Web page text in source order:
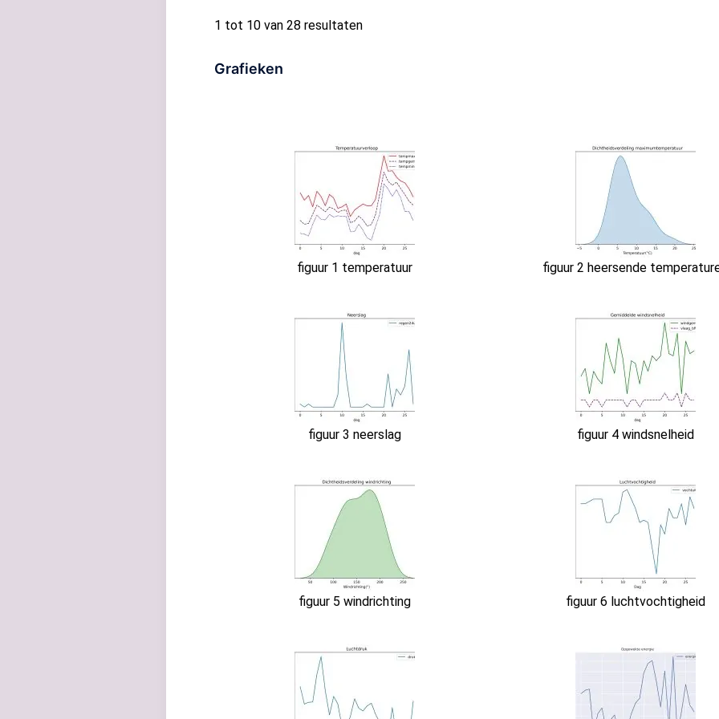
1 tot 10 van 28 resultaten
Grafieken
figuur 1 temperatuur figuur 2 heersende
figuur 3 neerslag figuur 4 windsnelheid
figuur 5 windrichting figuur 6 luchtvochtigheid